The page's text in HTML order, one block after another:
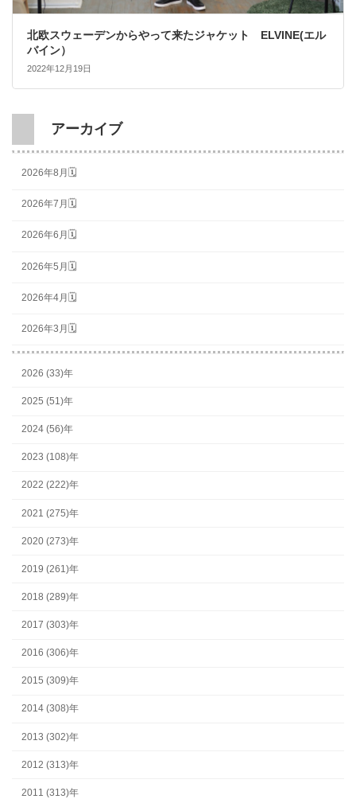
北欧スウェーデンからやって来たジャケット ELVINE(エル
バイン）
2022年12月19日
アーカイブ
2026年8月🗓
2026年7月🗓
2026年6月🗓
2026年5月🗓
2026年4月🗓
2026年3月🗓
2026 (33)年
2025 (51)年
2024 (56)年
2023 (108)年
2022 (222)年
2021 (275)年
2020 (273)年
2019 (261)年
2018 (289)年
2017 (303)年
2016 (306)年
2015 (309)年
2014 (308)年
2013 (302)年
2012 (313)年
2011 (313)年